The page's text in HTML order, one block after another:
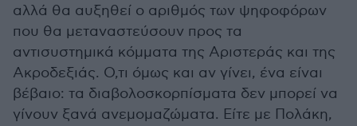
αλλά θα αυξηθεί ο αριθμός των ψηφοφόρων
που θα μεταναστεύσουν προς τα
αντισυστημικά κόμματα της Αριστεράς και της
Ακροδεξιάς. Ο,τι όμως και αν γίνει, ένα είναι
βέβαιο: τα διαβολοσκορπίσματα δεν μπορεί να
γίνουν ξανά ανεμομαζώματα. Είτε με Πολάκη,